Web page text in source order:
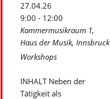
27.04.26
9:00 - 12:00
Kammermusikraum 1,
Haus der Musik, Innsbruck
Workshops
INHALT Neben der
Tätigkeit als